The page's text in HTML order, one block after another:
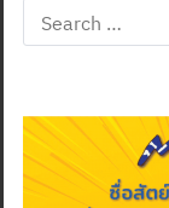
Search
for: